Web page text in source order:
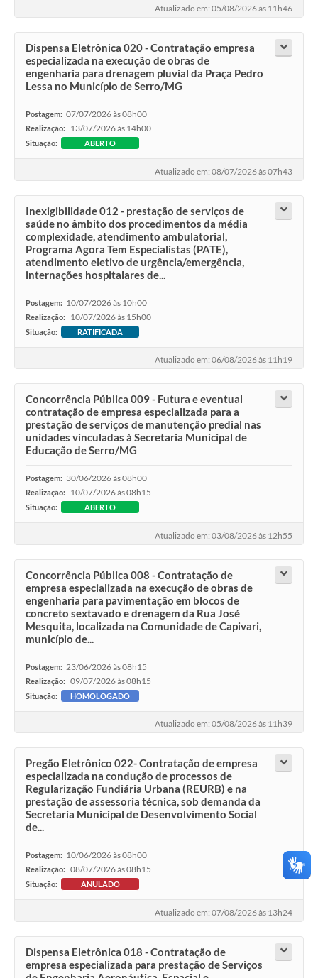
Atualizado em: 05/08/2026 às 11h46
Dispensa Eletrônica 020 - Contratação empresa
especializada na execução de obras de
engenharia para drenagem pluvial da Praça Pedro
Lessa no Município de Serro/MG
Postagem: 07/07/2026 às 08h00
Realização: 13/07/2026 às 14h00
Situação: ABERTO
Atualizado em: 08/07/2026 às 07h43
Inexigibilidade 012 - prestação de serviços de
saúde no âmbito dos procedimentos da média
complexidade, atendimento ambulatorial,
Programa Agora Tem Especialistas (PATE),
atendimento eletivo de urgência/emergência,
internações hospitalares de...
Postagem: 10/07/2026 às 10h00
Realização: 10/07/2026 às 15h00
Situação: RATIFICADA
Atualizado em: 06/08/2026 às 11h19
Concorrência Pública 009 - Futura e eventual
contratação de empresa especializada para a
prestação de serviços de manutenção predial nas
unidades vinculadas à Secretaria Municipal de
Educação de Serro/MG
Postagem: 30/06/2026 às 08h00
Realização: 10/07/2026 às 08h15
Situação: ABERTO
Atualizado em: 03/08/2026 às 12h55
Concorrência Pública 008 - Contratação de
empresa especializada na execução de obras de
engenharia para pavimentação em blocos de
concreto sextavado e drenagem da Rua José
Mesquita, localizada na Comunidade de Capivari,
município de...
Postagem: 23/06/2026 às 08h15
Realização: 09/07/2026 às 08h15
Situação: HOMOLOGADO
Atualizado em: 05/08/2026 às 11h39
Pregão Eletrônico 022- Contratação de empresa
especializada na condução de processos de
Regularização Fundiária Urbana (REURB) e na
prestação de assessoria técnica, sob demanda da
Secretaria Municipal de Desenvolvimento Social
de...
Postagem: 10/06/2026 às 08h00
Realização: 08/07/2026 às 08h15
Situação: ANULADO
Atualizado em: 07/08/2026 às 13h24
Dispensa Eletrônica 018 - Contratação de
empresa especializada para prestação de Serviços